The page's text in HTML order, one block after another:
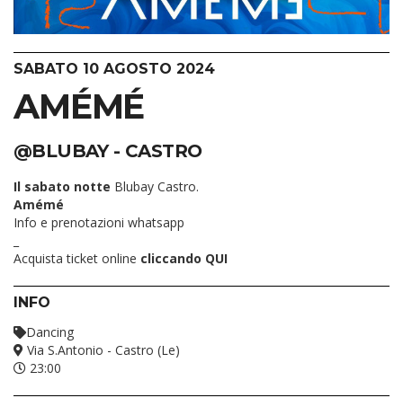
SABATO 10 AGOSTO 2024
AMÉMÉ
@BLUBAY - CASTRO
Il sabato notte Blubay Castro.
Amémé
Info e prenotazioni whatsapp
Acquista ticket online cliccando QUI
INFO
Dancing
Via S.Antonio - Castro (Le)
23:00